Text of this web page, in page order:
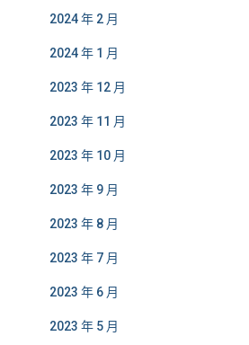
2024 年 2 月
2024 年 1 月
2023 年 12 月
2023 年 11 月
2023 年 10 月
2023 年 9 月
2023 年 8 月
2023 年 7 月
2023 年 6 月
2023 年 5 月